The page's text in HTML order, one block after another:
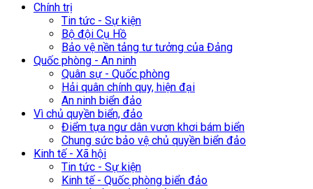
Chính trị
Tin tức - Sự kiện
Bộ đội Cụ Hồ
Bảo vệ nền tảng tư tưởng của Đảng
Quốc phòng - An ninh
Quân sự - Quốc phòng
Hải quân chính quy, hiện đại
An ninh biển đảo
Vì chủ quyền biển, đảo
Điểm tựa ngư dân vươn khơi bám biển
Chung sức bảo vệ chủ quyền biển đảo
Kinh tế - Xã hội
Tin tức - Sự kiện
Kinh tế - Quốc phòng biển đảo